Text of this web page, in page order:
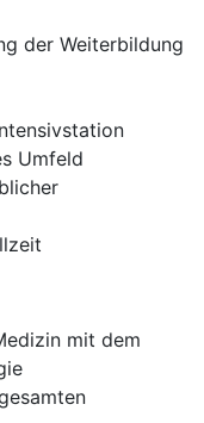
der Weiterbildung
Umfeld
mit dem